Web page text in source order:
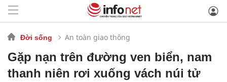
Đời sống An toàn giao thông
Gặp nạn trên đường ven biển, nam
thanh niên rơi xuống vách núi tử